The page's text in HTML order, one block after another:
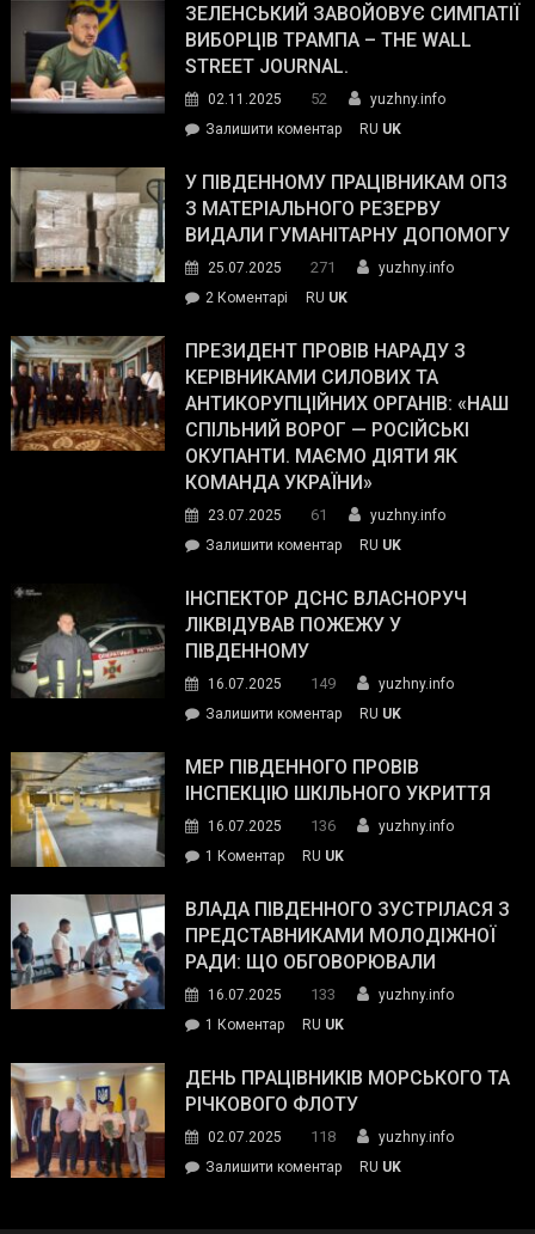
ЗЕЛЕНСЬКИЙ ЗАВОЙОВУЄ СИМПАТІЇ
ВИБОРЦІВ ТРАМПА – THE WALL
STREET JOURNAL.
02.11.2025 52
yuzhny.info
Залишити коментарon
завойовує
симпатії
виборців
The
Street
Journal.
RU UK
У ПІВДЕННОМУ ПРАЦІВНИКАМ ОПЗ
З МАТЕРІАЛЬНОГО РЕЗЕРВУ
ВИДАЛИ ГУМАНІТАРНУ ДОПОМОГУ
25.07.2025 271
yuzhny.info
2 Коментарі
Південному
працівникам
ОПЗ
з
матеріального
резерву
гуманітарну
допомогу
RU UK
ПРЕЗИДЕНТ ПРОВІВ НАРАДУ З
КЕРІВНИКАМИ СИЛОВИХ ТА
АНТИКОРУПЦІЙНИХ ОРГАНІВ: «НАШ
СПІЛЬНИЙ ВОРОГ — РОСІЙСЬКІ
ОКУПАНТИ. МАЄМО ДІЯТИ ЯК
КОМАНДА УКРАЇНИ»
23.07.2025 61
yuzhny.info
Залишити коментарon
провів
нараду
силових
та
органів:
«Наш
спільний
окупанти.
Маємо
діяти
команда
RU UK
ІНСПЕКТОР ДСНС ВЛАСНОРУЧ
ЛІКВІДУВАВ ПОЖЕЖУ У
ПІВДЕННОМУ
16.07.2025 149
yuzhny.info
Залишити коментарon
ДСНС
власноруч
пожежу
у
RU UK
МЕР ПІВДЕННОГО ПРОВІВ
ІНСПЕКЦІЮ ШКІЛЬНОГО УКРИТТЯ
16.07.2025 136
yuzhny.info
1 Коментардо
Південного
провів
інспекцію
укриття
RU UK
ВЛАДА ПІВДЕННОГО ЗУСТРІЛАСЯ З
ПРЕДСТАВНИКАМИ МОЛОДІЖНОЇ
РАДИ: ЩО ОБГОВОРЮВАЛИ
16.07.2025 133
yuzhny.info
1 Коментардо
Південного
зустрілася
представниками
молодіжної
RU UK
ДЕНЬ ПРАЦІВНИКІВ МОРСЬКОГО ТА
РІЧКОВОГО ФЛОТУ
02.07.2025 118
yuzhny.info
Залишити коментарon
RU UK